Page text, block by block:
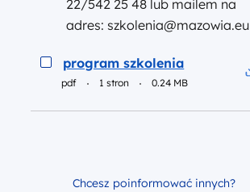
22/542 25 48 lub mailem na
adres: szkolenia@mazowia.eu
Podgląd
program szkolenia
pdf 1 stron 0.24 MB
Chcesz poinformować innych?